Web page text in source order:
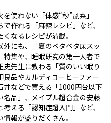
を使わない「体感“秒”副菜」
で作れる「麻辣レシピ」など、
くなるレシピが満載。
外にも、「夏のベタベタ床スッ
特集や、睡眠研究の第一人者で
史先生に教わる「質のいい眠り
良品やカルディコーヒーファー
井などで買える「1000円台以下
名品」、メイプル超合金の安藤
考える「認知症超入門」など、
情報が盛りだくさん。